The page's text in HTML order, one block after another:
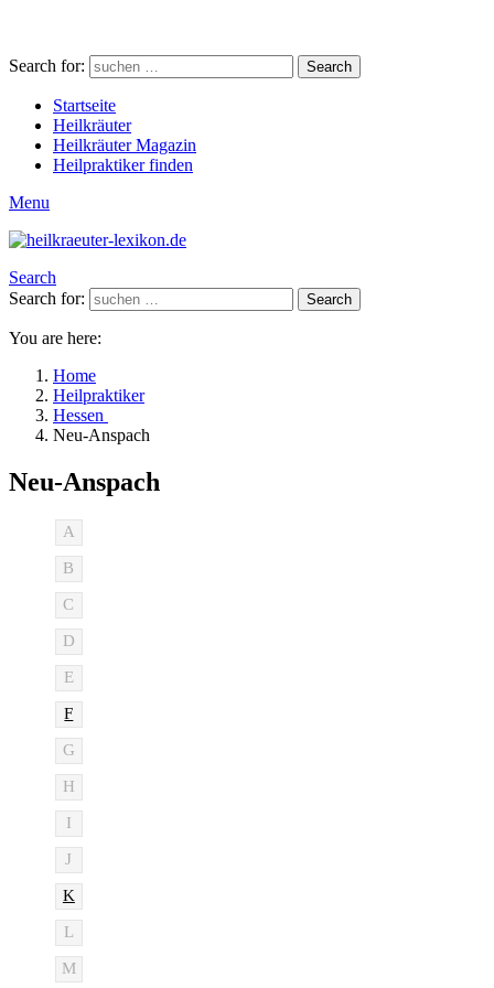
Search for: Search
Startseite
Heilkräuter
Heilkräuter Magazin
Heilpraktiker finden
Menu
Search
Search for:
Search
You are here:
Home
Heilpraktiker
Hessen
Neu-Anspach
Neu-Anspach
A
B
C
D
E
F
G
H
I
J
K
L
M